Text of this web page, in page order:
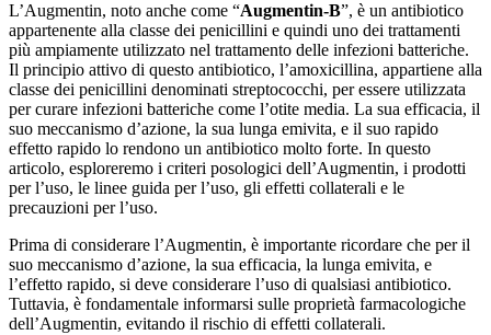
L’Augmentin, noto anche come “Augmentin-B”, è un antibiotico
appartenente alla classe dei penicillini e quindi uno dei trattamenti
più ampiamente utilizzato nel trattamento delle infezioni batteriche.
Il principio attivo di questo antibiotico, l’amoxicillina, appartiene alla
classe dei penicillini denominati streptococchi, per essere utilizzata
per curare infezioni batteriche come l’otite media. La sua efficacia, il
suo meccanismo d’azione, la sua lunga emivita, e il suo rapido
effetto rapido lo rendono un antibiotico molto forte. In questo
articolo, esploreremo i criteri posologici dell’Augmentin, i prodotti
per l’uso, le linee guida per l’uso, gli effetti collaterali e le
precauzioni per l’uso.
Prima di considerare l’Augmentin, è importante ricordare che per il
suo meccanismo d’azione, la sua efficacia, la lunga emivita, e
l’effetto rapido, si deve considerare l’uso di qualsiasi antibiotico.
Tuttavia, è fondamentale informarsi sulle proprietà farmacologiche
dell’Augmentin, evitando il rischio di effetti collaterali.